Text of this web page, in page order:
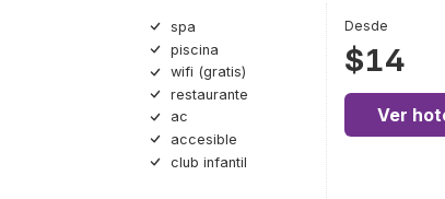
spa
piscina
wifi (gratis)
restaurante
ac
accesible
club infantil
Desde
$14
Ver